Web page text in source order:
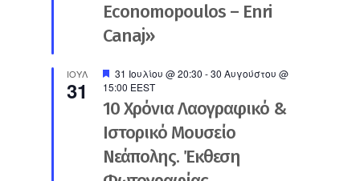
Economopoulos – Enri
Canaj»
ΙΟΎΛ
31
Προτεινόμενο
31 Ιουλίου @ 20:30 -30 Αυγούστου @
15:00 EEST
10 Χρόνια Λαογραφικό &
Ιστορικό Μουσείο
Νεάπολης. Έκθεση